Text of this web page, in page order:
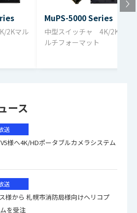
を移し替えることにより交換が可
は大型/中型スイッチャと共通ハー
ルプログラム付きM/Eが2系統備
4K：6G/12G SDI信号 2K：
1.5G/3G SDI信号 75Ω BNC
4K/2K共に同一20出力
：
59.94,2160p/50,2160p/29.9
：
59.94,1080p/50,1080p/29.9
29.97,1080p/23.98,1080
23.98,1080i/59.94,1080i/50
り各種形状、複雑な境界による合成
ボーダ選択肢は9種
必要なフレームメモリ画像を送出
ベントを指定カートリッジに登録
ション効果とタイミング設定で準
ーダ/ボックス表示）
ル時計表示（トータル4時計）、タ
タを付属提供
5000スイッ
5000スイッチャ
（pdf）2.3MB
2Kマル
MuPS-5000 Series
中型スイッチャ 4K/2Kマ
ルチフォーマット
ース
送
様へ4K/HDポータブルカメラシステム
送
様から 札幌市消防局様向けヘリコプ
を受注